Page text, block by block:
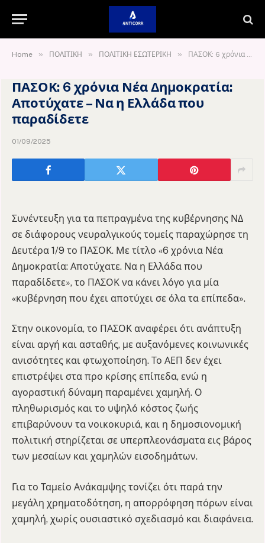
Home » ΠΟΛΙΤΙΚΗ » ΠΟΛΙΤΙΚΗ ΕΣΩΤΕΡΙΚΗ » ΠΑΣΟΚ: 6 χρόνια Νέα Δημοκρατία: Αποτύχατε – Να η Ελλάδα που παραδίδετε
ΠΑΣΟΚ: 6 χρόνια Νέα Δημοκρατία:
Αποτύχατε – Να η Ελλάδα που
παραδίδετε
01/09/2025
Συνέντευξη για τα πεπραγμένα της κυβέρνησης ΝΔ
σε διάφορους νευραλγικούς τομείς παραχώρησε τη
Δευτέρα 1/9 το ΠΑΣΟΚ. Με τίτλο «6 χρόνια Νέα
Δημοκρατία: Αποτύχατε. Να η Ελλάδα που
παραδίδετε», το ΠΑΣΟΚ να κάνει λόγο για μία
«κυβέρνηση που έχει αποτύχει σε όλα τα επίπεδα».
Στην οικονομία, το ΠΑΣΟΚ αναφέρει ότι ανάπτυξη
είναι αργή και ασταθής, με αυξανόμενες κοινωνικές
ανισότητες και φτωχοποίηση. Το ΑΕΠ δεν έχει
επιστρέψει στα προ κρίσης επίπεδα, ενώ η
αγοραστική δύναμη παραμένει χαμηλή. Ο
πληθωρισμός και το υψηλό κόστος ζωής
επιβαρύνουν τα νοικοκυριά, και η δημοσιονομική
πολιτική στηρίζεται σε υπερπλεονάσματα εις βάρος
των μεσαίων και χαμηλών εισοδημάτων.
Για το Ταμείο Ανάκαμψης τονίζει ότι παρά την
μεγάλη χρηματοδότηση, η απορρόφηση πόρων είναι
χαμηλή, χωρίς ουσιαστικό σχεδιασμό και διαφάνεια.